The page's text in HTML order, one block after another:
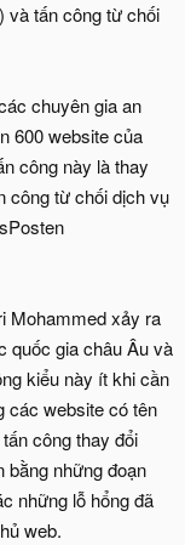
và tấn công từ chối
chuyên gia an
600 website của
công này là thay
công từ chối dịch vụ
Mohammed xảy ra
quốc gia châu Âu và
kiểu này ít khi cần
các website có tên
công thay đổi
bằng những đoạn
những lỗ hổng đã
web.